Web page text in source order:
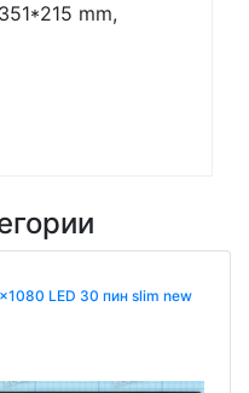
mm,
LED 30 пин slim new